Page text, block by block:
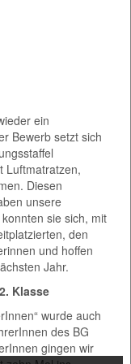
ein
Bewerb setzt sich
Luftmatratzen,
Diesen
unsere
sie sich, mit
den
und hoffen
Jahr.
Klasse
wurde auch
des BG
gingen wir